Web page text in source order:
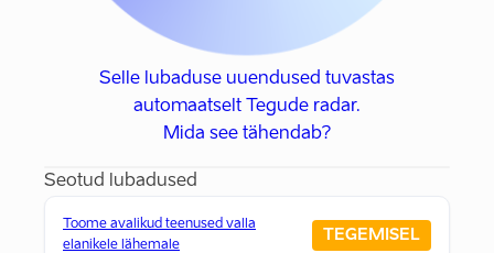
Selle lubaduse uuendused tuvastas
automaatselt Tegude radar.
Mida see tähendab?
Seotud lubadused
Toome avalikud teenused valla
elanikele lähemale
TEGEMISEL